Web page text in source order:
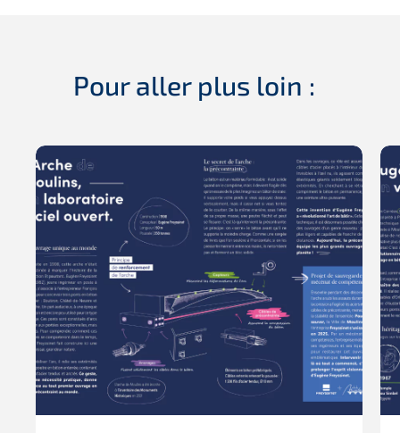
Pour aller plus loin :